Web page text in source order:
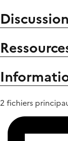
2 fichiers